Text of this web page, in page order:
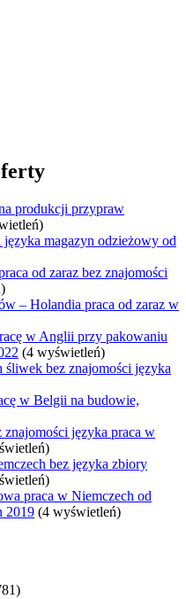
produkcji przypraw
magazyn odzieżowy od
od zaraz bez znajomości
– Holandia praca od zaraz w
w Anglii przy pakowaniu
(4 wyświetleń)
bez znajomości języka
w Belgii na budowie,
języka praca w
bez języka zbiory
praca w Niemczech od
2019 (4 wyświetleń)